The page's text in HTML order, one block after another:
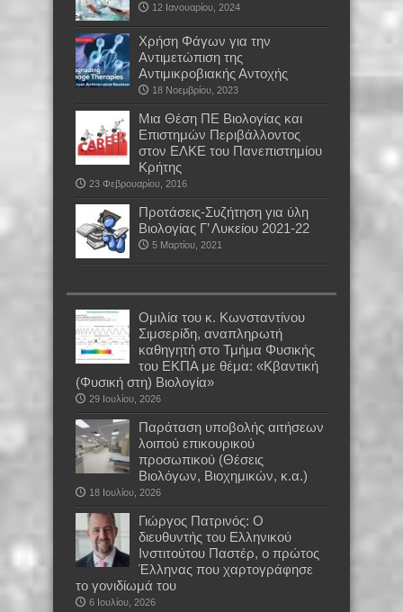
12 Ιανουαρίου, 2024
Χρήση Φάγων για την
Αντιμετώπιση της
Αντιμικροβιακής Αντοχής
18 Νοεμβρίου, 2023
Μια Θέση ΠΕ Βιολογίας και
Επιστημών Περιβάλλοντος
στον ΕΛΚΕ του Πανεπιστημίου
Κρήτης
23 Φεβρουαρίου, 2016
Προτάσεις-Συζήτηση για ύλη
Βιολογίας Γ’ Λυκείου 2021-22
5 Μαρτίου, 2021
Oμιλία του κ. Κωνσταντίνου
Σιμσερίδη, αναπληρωτή
καθηγητή στο Τμήμα Φυσικής
του ΕΚΠΑ με θέμα: «Κβαντική
(Φυσική στη) Βιολογία»
29 Ιουλίου, 2026
Παράταση υποβολής αιτήσεων
λοιπού επικουρικού
προσωπικού (Θέσεις
Βιολόγων, Βιοχημικών, κ.α.)
18 Ιουλίου, 2026
Γιώργος Πατρινός: Ο
διευθυντής του Ελληνικού
Ινστιτούτου Παστέρ, ο πρώτος
Έλληνας που χαρτογράφησε
το γονιδίωμά του
6 Ιουλίου, 2026